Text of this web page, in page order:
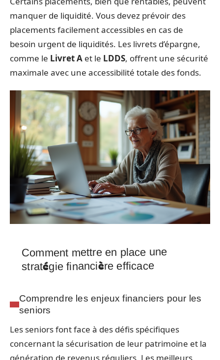
manquer de liquidité. Vous devez prévoir des
placements facilement accessibles en cas de
besoin urgent de liquidités. Les livrets d’épargne,
comme le Livret A et le LDDS, offrent une sécurité
maximale avec une accessibilité totale des fonds.
Comment mettre en place une
stratégie financière efficace
Comprendre les enjeux financiers pour les
seniors
Les seniors font face à des défis spécifiques
concernant la sécurisation de leur patrimoine et la